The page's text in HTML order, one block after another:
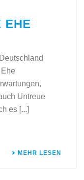
EHE
Untreue
es [...]
MEHR LESEN